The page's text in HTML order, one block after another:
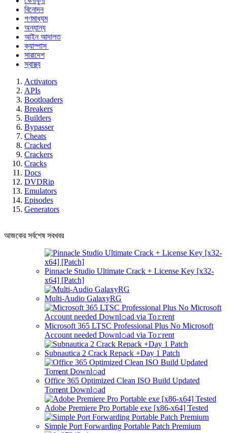
বিনোদন
গণমাধ্যম
অন্যান্য
আইন আদালত
ক্যাম্পাস
সারাদেশ
স্বাস্থ্য
Activators
APIs
Bootloaders
Breakers
Builders
Bypasser
Cheats
Cracked
Crackers
Cracks
Docs
DVDRip
Emulators
Episodes
Generators
আজকের সর্বশেষ সবখবর
Pinnacle Studio Ultimate Crack + License Key [x32-
x64] [Patch]
Multi-Audio GalaxyRG
Microsoft 365 LTSC Professional Plus No Microsoft
Account needed Downl𝚘ad via To𝚛rent
Subnautica 2 Crack Repack +Day 1 Patch
Office 365 Optimized Clean ISO Build Updated
Torr𝐞nt Downl𝚘аd
Adobe Premiere Pro Portable exe [x86-x64] Tested
Simple Port Forwarding Portable Patch Premium